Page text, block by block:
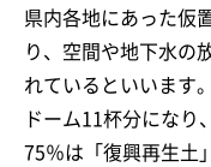
県内各地にあった仮
り、空間や地下水の
れているといいます
ドーム11杯分になり
75％は「復興再生土